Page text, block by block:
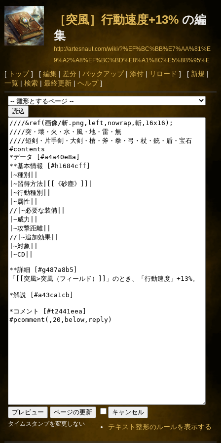
［突風］行動速度+13%の編
集
http://artesnaut.com/wiki/?%EF%BC%BB%E7%AA%81%E
9%A2%A8%EF%BC%BD%E8%A1%8C%E5%8B%95%E
9%80%9F%E5%BA%A6%2B13%25
[ トップ] [ 編集| 差分 | バックアップ| 添付| リロード ] [ 新規 |
一覧| 検索| 最終更新| ヘルプ]
タイムスタンプを変更しない テキスト整形のルールを表示する